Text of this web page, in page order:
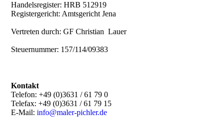
Handelsregister: HRB 512919
Registergericht: Amtsgericht Jena
Vertreten durch: GF Christian Lauer
Steuernummer: 157/114/09383
Kontakt
Telefon: +49 (0)3631 / 61 79 0
Telefax: +49 (0)3631 / 61 79 15
E-Mail:info@maler-pichler.de